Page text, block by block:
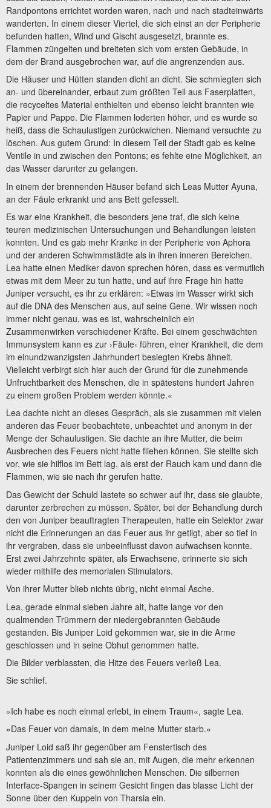
Randpontons errichtet worden waren, nach und nach stadteinwärts
wanderten. In einem dieser Viertel, die sich einst an der Peripherie
befunden hatten, Wind und Gischt ausgesetzt, brannte es.
Flammen züngelten und breiteten sich vom ersten Gebäude, in
dem der Brand ausgebrochen war, auf die angrenzenden aus.
Die Häuser und Hütten standen dicht an dicht. Sie schmiegten sich
an- und übereinander, erbaut zum größten Teil aus Faserplatten,
die recyceltes Material enthielten und ebenso leicht brannten wie
Papier und Pappe. Die Flammen loderten höher, und es wurde so
heiß, dass die Schaulustigen zurückwichen. Niemand versuchte zu
löschen. Aus gutem Grund: In diesem Teil der Stadt gab es keine
Ventile in und zwischen den Pontons; es fehlte eine Möglichkeit, an
das Wasser darunter zu gelangen.
In einem der brennenden Häuser befand sich Leas Mutter Ayuna,
an der Fäule erkrankt und ans Bett gefesselt.
Es war eine Krankheit, die besonders jene traf, die sich keine
teuren medizinischen Untersuchungen und Behandlungen leisten
konnten. Und es gab mehr Kranke in der Peripherie von Aphora
und der anderen Schwimmstädte als in ihren inneren Bereichen.
Lea hatte einen Mediker davon sprechen hören, dass es vermutlich
etwas mit dem Meer zu tun hatte, und auf ihre Frage hin hatte
Juniper versucht, es ihr zu erklären: »Etwas im Wasser wirkt sich
auf die DNA des Menschen aus, auf seine Gene. Wir wissen noch
immer nicht genau, was es ist, wahrscheinlich ein
Zusammenwirken verschiedener Kräfte. Bei einem geschwächten
Immunsystem kann es zur ›Fäule‹ führen, einer Krankheit, die dem
im einundzwanzigsten Jahrhundert besiegten Krebs ähnelt.
Vielleicht verbirgt sich hier auch der Grund für die zunehmende
Unfruchtbarkeit des Menschen, die in spätestens hundert Jahren
zu einem großen Problem werden könnte.«
Lea dachte nicht an dieses Gespräch, als sie zusammen mit vielen
anderen das Feuer beobachtete, unbeachtet und anonym in der
Menge der Schaulustigen. Sie dachte an ihre Mutter, die beim
Ausbrechen des Feuers nicht hatte fliehen können. Sie stellte sich
vor, wie sie hilflos im Bett lag, als erst der Rauch kam und dann die
Flammen, wie sie nach ihr gerufen hatte.
Das Gewicht der Schuld lastete so schwer auf ihr, dass sie glaubte,
darunter zerbrechen zu müssen. Später, bei der Behandlung durch
den von Juniper beauftragten Therapeuten, hatte ein Selektor zwar
nicht die Erinnerungen an das Feuer aus ihr getilgt, aber so tief in
ihr vergraben, dass sie unbeeinflusst davon aufwachsen konnte.
Erst zwei Jahrzehnte später, als Erwachsene, erinnerte sie sich
wieder mithilfe des memorialen Stimulators.
Von ihrer Mutter blieb nichts übrig, nicht einmal Asche.
Lea, gerade einmal sieben Jahre alt, hatte lange vor den
qualmenden Trümmern der niedergebrannten Gebäude
gestanden. Bis Juniper Loid gekommen war, sie in die Arme
geschlossen und in seine Obhut genommen hatte.
Die Bilder verblassten, die Hitze des Feuers verließ Lea.
Sie schlief.
»Ich habe es noch einmal erlebt, in einem Traum«, sagte Lea.
»Das Feuer von damals, in dem meine Mutter starb.«
Juniper Loid saß ihr gegenüber am Fenstertisch des
Patientenzimmers und sah sie an, mit Augen, die mehr erkennen
konnten als die eines gewöhnlichen Menschen. Die silbernen
Interface-Spangen in seinem Gesicht fingen das blasse Licht der
Sonne über den Kuppeln von Tharsia ein.